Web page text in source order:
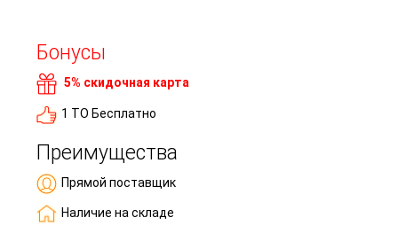
Бонусы
5% скидочная карта
1 ТО Бесплатно
Преимущества
Прямой поставщик
Наличие на складе